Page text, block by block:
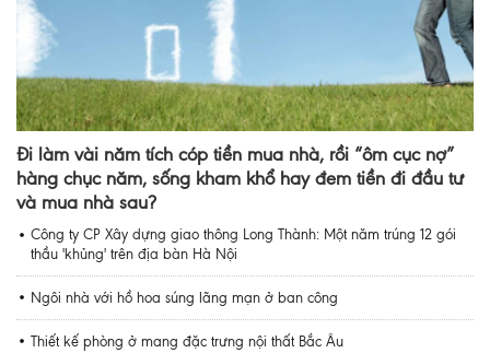
Đi làm vài năm tích cóp tiền mua nhà, rồi “ôm cục nợ”
hàng chục năm, sống kham khổ hay đem tiền đi đầu tư
và mua nhà sau?
Công ty CP Xây dựng giao thông Long Thành: Một năm trúng 12 gói
thầu 'khủng' trên địa bàn Hà Nội
Ngôi nhà với hồ hoa súng lãng mạn ở ban công
Thiết kế phòng ở mang đặc trưng nội thất Bắc Âu